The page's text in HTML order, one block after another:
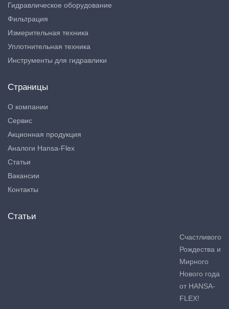
Гидравлическое оборудование
Фильтрация
Измерительная техника
Уплотнительная техника
Инструменты для гидравлики
Страницы
О компании
Сервис
Акционная продукция
Аналоги Hansa-Flex
Статьи
Вакансии
Контакты
Статьи
Счастливого
Рождества и
Мирного
Нового года
от HANSA-
FLEX!